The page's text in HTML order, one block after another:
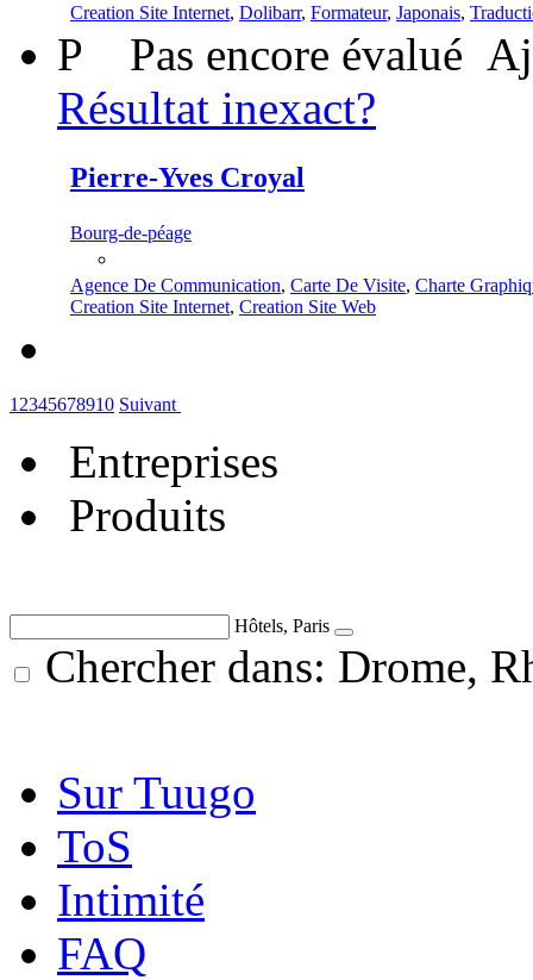
Creation Site Internet, Dolibarr, Formateur, Japonais,
P Pas encore évalué
Résultat inexact?
Pierre-Yves Croyal
Bourg-de-péage
Agence De Communication, Carte De Visite, Charte
Creation Site Internet, Creation Site Web
1 2345678910 Suivant
Entreprises
Produits
Hôtels, Paris
Chercher dans: Drome,
Sur Tuugo
ToS
Intimité
FAQ